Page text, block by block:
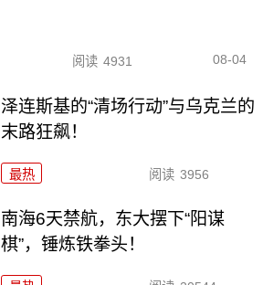
阅读 4931 08-04
泽连斯基的“清场行动”与乌克兰的
末路狂飙！
最热 阅读 3956
南海6天禁航，东大摆下“阳谋
棋”，锤炼铁拳头！